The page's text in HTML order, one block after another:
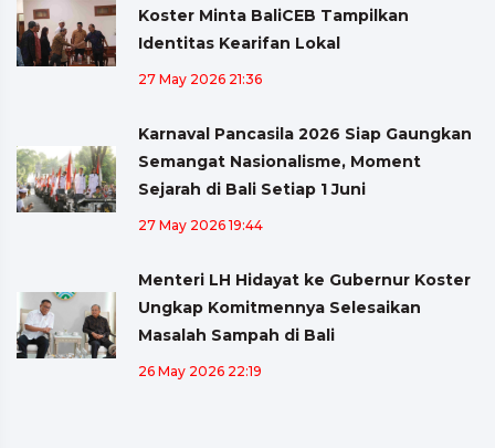
Koster Minta BaliCEB Tampilkan
Identitas Kearifan Lokal
27 May 2026 21:36
Karnaval Pancasila 2026 Siap Gaungkan
Semangat Nasionalisme, Moment
Sejarah di Bali Setiap 1 Juni
27 May 2026 19:44
Menteri LH Hidayat ke Gubernur Koster
Ungkap Komitmennya Selesaikan
Masalah Sampah di Bali
26 May 2026 22:19